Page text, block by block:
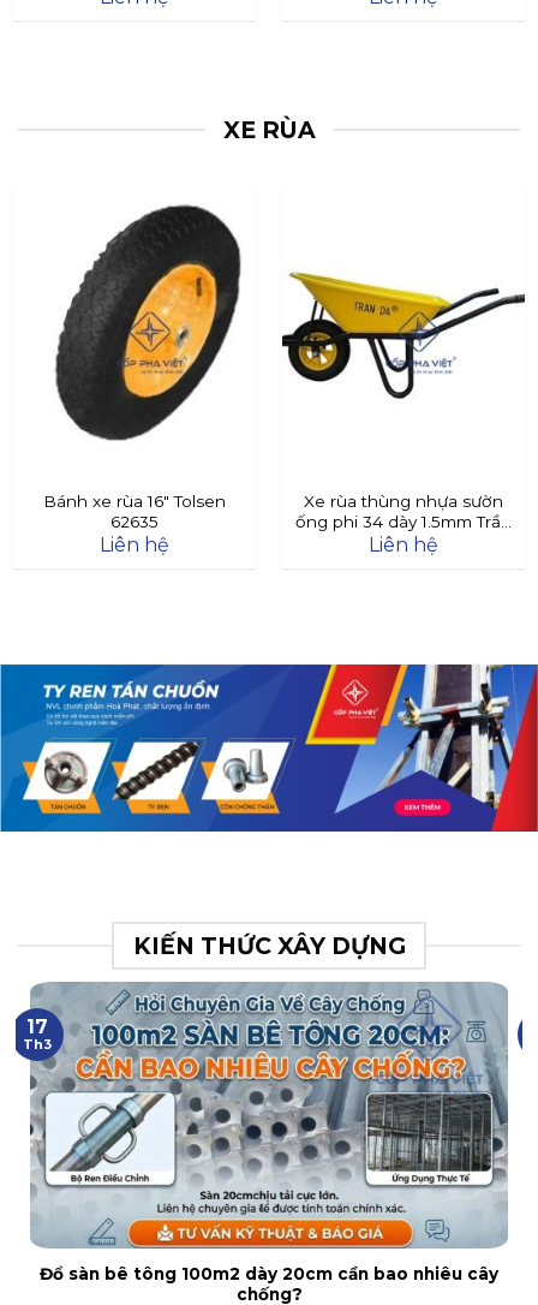
XE RÙA
Bánh xe rùa 16″ Tolsen
62635
Liên hệ
Xe rùa thùng nhựa sườn
ống phi 34 dày 1.5mm Trần
Đà
Liên hệ
KIẾN THỨC XÂY DỰNG
Đổ sàn bê tông 100m2 dày 20cm cần bao nhiêu cây
chống?
17
Th3